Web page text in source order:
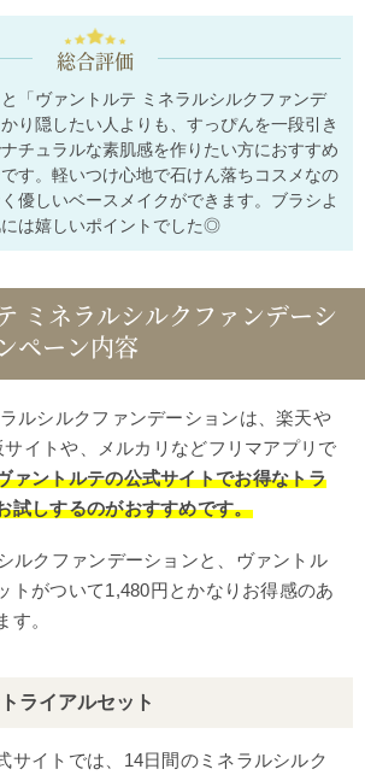
総合評価
「ヴァントルテ ミネラルシルクファンデ
り隠したい人よりも、すっぴんを一段引き
チュラルな素肌感を作りたい方におすすめ
す。軽いつけ心地で石けん落ちコスメなの
優しいベースメイクができます。ブラシよ
は嬉しいポイントでした◎
ミネラルシルクファンデーシ
ペーン内容
ルシルクファンデーションは、楽天や
イトや、メルカリなどフリマアプリで
ァントルテの公式サイトでお得なトラ
試しするのがおすすめです。
ルクファンデーションと、ヴァントル
トがついて1,480円とかなりお得感のあ
す。
ライアルセット
サイトでは、14日間のミネラルシルク